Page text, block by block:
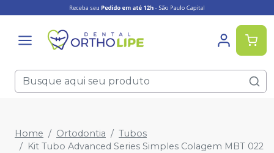
Home Ortodontia
Tubos
Kit Tubo Advanced Series Simples Colagem MBT 022